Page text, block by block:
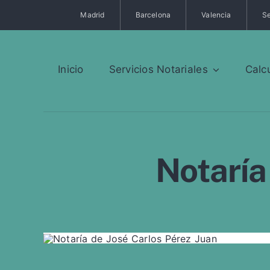
Madrid Barcelona Valencia
Inicio Servicios Notariales
Notaría